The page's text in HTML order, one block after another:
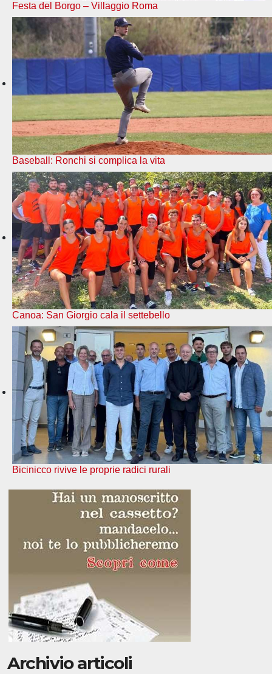
Festa del Borgo – Villaggio Roma
Baseball: Ronchi si complica la vita
Canoa: San Giorgio cala il settebello
Bicinicco rivive le proprie radici rurali
Archivio articoli